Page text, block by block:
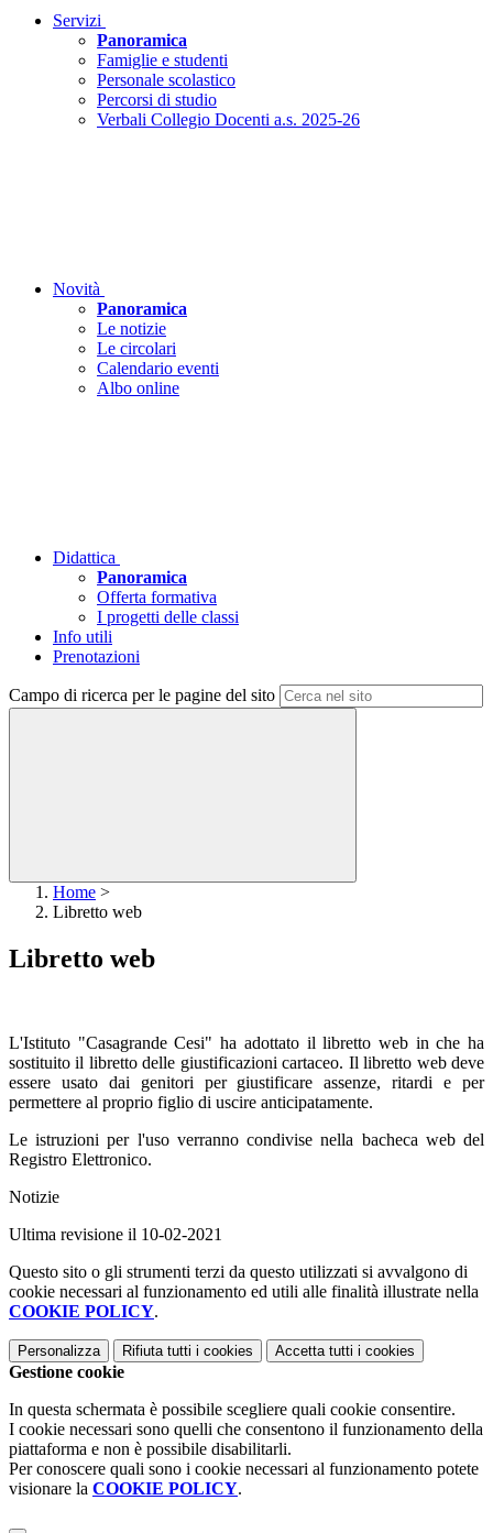
Servizi
Panoramica
Famiglie e studenti
Personale scolastico
Percorsi di studio
Verbali Collegio Docenti a.s. 2025-26
Novità
Panoramica
Le notizie
Le circolari
Calendario eventi
Albo online
Didattica
Panoramica
Offerta formativa
I progetti delle classi
Info utili
Prenotazioni
Campo di ricerca per le pagine del sito
Home >
Libretto web
Libretto web
L'Istituto "Casagrande Cesi" ha adottato il libretto web in che ha
sostituito il libretto delle giustificazioni cartaceo. Il libretto web deve
essere usato dai genitori per giustificare assenze, ritardi e per
permettere al proprio figlio di uscire anticipatamente.
Le istruzioni per l'uso verranno condivise nella bacheca web del
Registro Elettronico.
Notizie
Ultima revisione il 10-02-2021
Questo sito o gli strumenti terzi da questo utilizzati si avvalgono di
cookie necessari al funzionamento ed utili alle finalità illustrate nella
COOKIE POLICY.
Personalizza Rifiuta tutti i cookies Accetta tutti i cookies
Gestione cookie
In questa schermata è possibile scegliere quali cookie consentire.
I cookie necessari sono quelli che consentono il funzionamento della
piattaforma e non è possibile disabilitarli.
Per conoscere quali sono i cookie necessari al funzionamento potete
visionare la COOKIE POLICY.